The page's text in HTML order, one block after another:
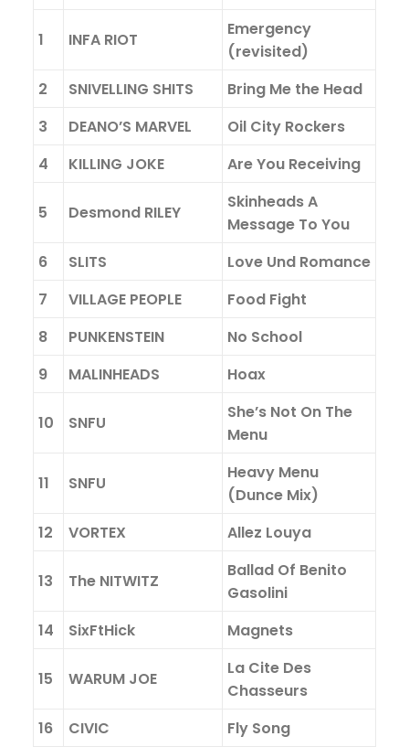
1 INFA RIOT
Emergency
(revisited)
2
SNIVELLING SHITS
Bring Me the Head
3
DEANO’S MARVEL
Oil City Rockers
4
KILLING JOKE Are You Receiving
5 Desmond RILEY
Skinheads A
Message To You
6
SLITS
Love Und Romance
7
VILLAGE PEOPLE
Food Fight
8
PUNKENSTEIN
No School
9
MALINHEADS Hoax
10 SNFU
She’s Not On The
Menu
11 SNFU
Heavy Menu
(Dunce Mix)
12
VORTEX Allez Louya
13 The NITWITZ
Ballad Of Benito
Gasolini
14
SixFtHick Magnets
15 WARUM JOE
La Cite Des
Chasseurs
16
CIVIC Fly Song